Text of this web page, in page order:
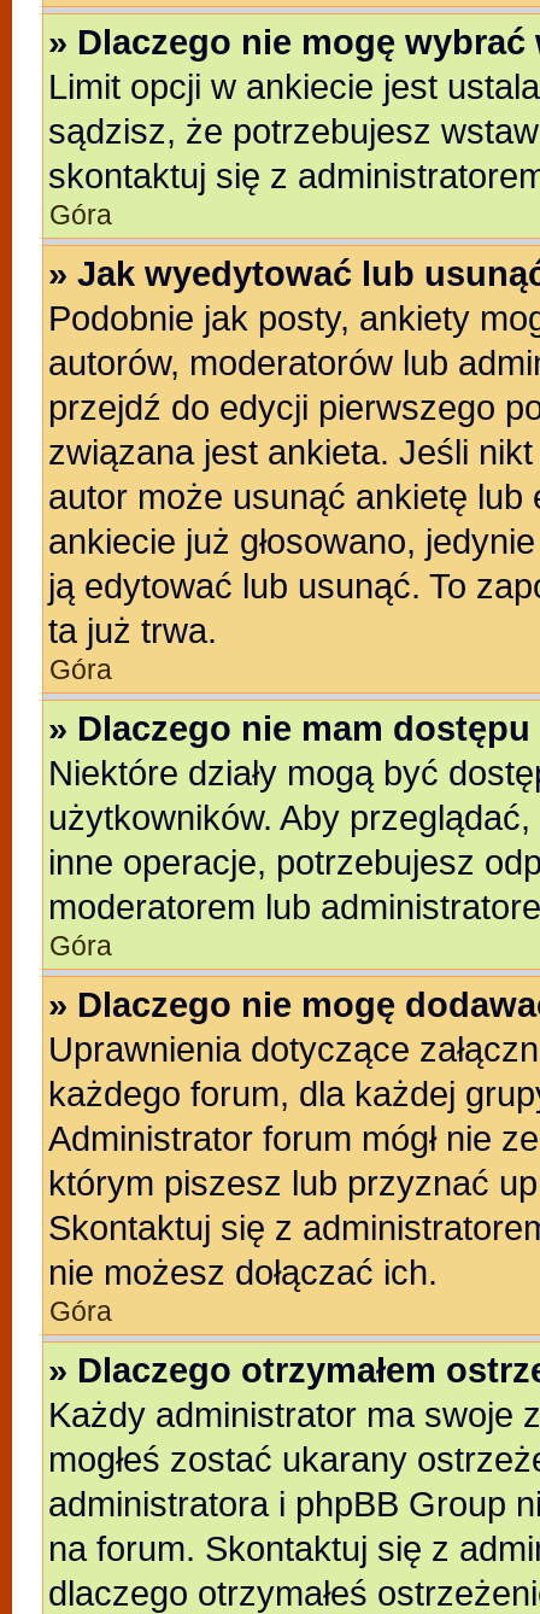
» Dlaczego nie mogę
Limit opcji w ankiecie jest
sądzisz, że potrzebujesz
skontaktuj się z
Góra
» Jak wyedytować lub
Podobnie jak posty, ankiety
autorów, moderatorów lub
przejdź do edycji pierwszego
związana jest ankieta. Jeśli
autor może usunąć ankietę
ankiecie już głosowano,
ją edytować lub usunąć. To
ta już trwa.
Góra
» Dlaczego nie mam dostępu
Niektóre działy mogą być
użytkowników. Aby
inne operacje, potrzebujesz
moderatorem lub
Góra
» Dlaczego nie mogę
Uprawnienia dotyczące
każdego forum, dla każdej
Administrator forum mógł nie
którym piszesz lub przyznać
Skontaktuj się z
nie możesz dołączać ich.
Góra
» Dlaczego otrzymałem
Każdy administrator ma swoje
mogłeś zostać ukarany
administratora i phpBB Group
na forum. Skontaktuj się z
dlaczego otrzymałeś